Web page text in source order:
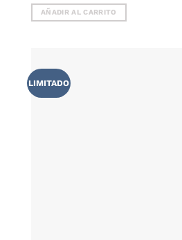
AÑADIR AL CARRITO
LIMITADO